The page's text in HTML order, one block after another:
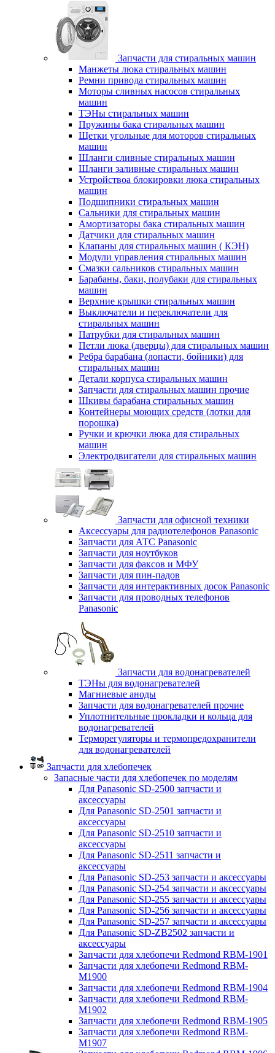
Запчасти для стиральных машин
Манжеты люка стиральных машин
Ремни привода стиральных машин
Моторы сливных насосов стиральных
машин
ТЭНы стиральных машин
Пружины бака стиральных машин
Щетки угольные для моторов стиральных
машин
Шланги сливные стиральных машин
Шланги заливные стиральных машин
Устройствоа блокировки люка стиральных
машин
Подшипники стиральных машин
Сальники для стиральных машин
Амортизаторы бака стиральных машин
Датчики для стиральных машин
Клапаны для стиральных машин ( КЭН)
Модули управления стиральных машин
Смазки сальников стиральных машин
Барабаны, баки, полубаки для стиральных
машин
Верхние крышки стиральных машин
Выключатели и переключатели для
стиральных машин
Патрубки для стиральных машин
Петли люка (дверцы) для стиральных машин
Ребра барабана (лопасти, бойники) для
стиральных машин
Детали корпуса стиральных машин
Запчасти для стиральных машин прочие
Шкивы барабана стиральных машин
Контейнеры моющих средств (лотки для
порошка)
Ручки и крючки люка для стиральных
машин
Электродвигатели для стиральных машин
Запчасти для офисной техники
Аксессуары для радиотелефонов Panasonic
Запчасти для АТС Panasonic
Запчасти для ноутбуков
Запчасти для факсов и МФУ
Запчасти для пин-падов
Запчасти для интерактивных досок Panasonic
Запчасти для проводных телефонов
Panasonic
Запчасти для водонагревателей
ТЭНы для водонагревателей
Магниевые аноды
Запчасти для водонагревателей прочие
Уплотнительные прокладки и кольца для
водонагревателей
Терморегуляторы и термопредохранители
для водонагревателей
Запчасти для хлебопечек
Запасные части для хлебопечек по моделям
Для Panasonic SD-2500 запчасти и
аксессуары
Для Panasonic SD-2501 запчасти и
аксессуары
Для Panasonic SD-2510 запчасти и
аксессуары
Для Panasonic SD-2511 запчасти и
аксессуары
Для Panasonic SD-253 запчасти и аксессуары
Для Panasonic SD-254 запчасти и аксессуары
Для Panasonic SD-255 запчасти и аксессуары
Для Panasonic SD-256 запчасти и аксессуары
Для Panasonic SD-257 запчасти и аксессуары
Для Panasonic SD-ZB2502 запчасти и
аксессуары
Запчасти для хлебопечи Redmond RBM-1901
Запчасти для хлебопечи Redmond RBM-
M1900
Запчасти для хлебопечи Redmond RBM-1904
Запчасти для хлебопечи Redmond RBM-
M1902
Запчасти для хлебопечи Redmond RBM-1905
Запчасти для хлебопечи Redmond RBM-
M1907